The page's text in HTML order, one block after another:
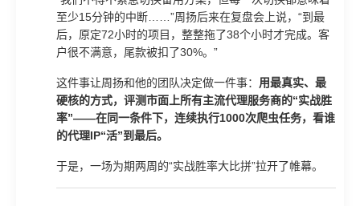
至少15分钟的中断……”周扬后来在复盘会上说，“到最
后，原定72小时的项目，整整拖了38个小时才完成。客
户很不满意，尾款被扣了30%。”
这件事让周扬和他的团队决定做一件事： 用最真实、最
硬核的方式，评测市面上所有主流代理服务商的“实战胜
率”——在同一条件下，连续执行1000次爬虫任务，看谁
的代理IP“活”到最后。
于是，一场为期两周的“实战胜率大比拼”拉开了帷幕。